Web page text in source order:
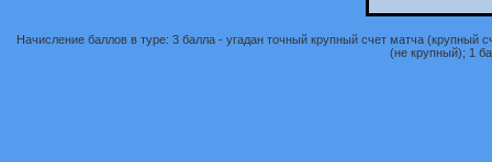
Начисление баллов в туре: 3 балла - угадан точный крупный счет матча (крупный
(не крупный); 1